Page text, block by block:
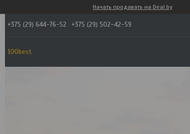
Начать продавать на Deal.by
+375 (29) 644-76-52 +375 (29) 502-42-59
100best